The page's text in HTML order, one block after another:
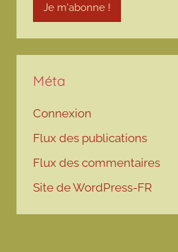
Méta
Connexion
Flux des publications
Flux des commentaires
Site de WordPress-FR